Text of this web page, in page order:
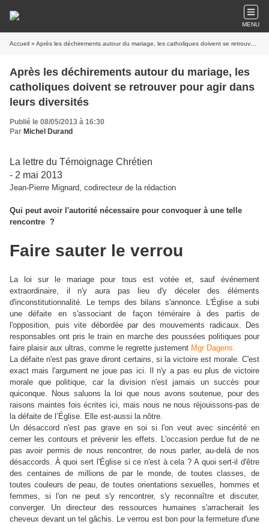
MENU
Accueil » Après les déchirements autour du mariage, les catholiques doivent se retrouver pour agir dans leurs diversités
Après les déchirements autour du mariage, les
catholiques doivent se retrouver pour agir dans
leurs diversités
Publié le 08/05/2013 à 16:30
Par Michel Durand
La lettre du Témoignage Chrétien
- 2 mai 2013
Jean-Pierre Mignard, codirecteur de la rédaction
Qui peut avoir l'autorité nécessaire pour convoquer à une telle
rencontre ?
Faire sauter le verrou
La loi sur le mariage pour tous est votée et, sauf événement
extraordinaire, il n'y aura pas lieu d'y déceler des éléments
d'inconstitutionnalité. Le temps des bilans s'annonce. L'Église a subi
une défaite en s'associant de façon téméraire à des partis de
l'opposition, puis vite débordée par des mouvements radicaux. Des
responsables ont pris le train en marche des poussées politiques pour
faire plaisir aux ultras, comme le regrette justement Mgr Dagens.
La défaite n'est pas grave diront certains, si la victoire est morale. C'est
exact mais l'argument ne joue pas ici. Il n'y a pas eu plus de victoire
morale que politique, car la division n'est jamais un succès pour
quiconque. Nous saluons la loi que nous avons soutenue, pour des
raisons maintes fois écrites ici, mais nous ne nous réjouissons-pas de
la défaite de l’Église. Elle est-aussi la nôtre.
Un désaccord n'est pas grave en soi si l'on veut avec sincérité en
cerner les contours et prévenir les effets. L'occasion perdue fut de ne
pas avoir permis de nous rencontrer, de nous parler, au-delà de nos
désaccords. À quoi sert l'Église si ce n'est à cela ? A quoi sert-il d'être
des centaines de millions de par le monde, de toutes classes, de
toutes couleurs de peau, de toutes orientations sexuelles, hommes et
femmes, si l'on ne peut s'y rencontrer, s'y reconnaître et discuter,
converger. Un directeur des ressources humaines s'arracherait les
cheveux devant un tel gâchis. Le verrou est bon pour la fermeture d'une